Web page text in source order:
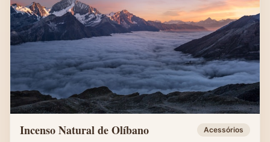
Incenso Natural de Olíbano Acessórios